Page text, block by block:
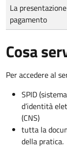
Tipo di pagamento
Importo
La
pagamento
Cosa
Per accedere al
SPID
d’identità
(CNS)
tutta la
della pratica.